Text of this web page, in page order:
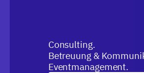
Consulting.
Betreuung &
Eventmanagement.